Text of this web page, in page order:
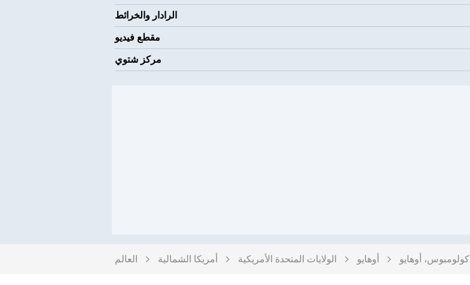
الرادار والخرائط
مقطع فيديو
مركز شتوي
العالم أمريكا الشمالية الولايات المتحدة الأمريكية أوهايو كولومبوس، أوهايو